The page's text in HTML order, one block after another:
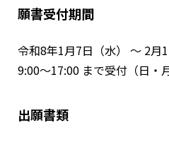
願書受付期間
令和8年1月7日（水） ～ 2月
9:00〜17:00 まで受付（日・
出願書類